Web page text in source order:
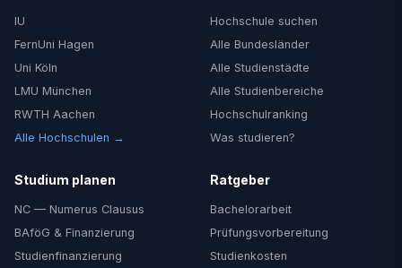
IU
FernUni Hagen
Uni Köln
LMU München
RWTH Aachen
Alle Hochschulen →
Hochschule suchen
Alle Bundesländer
Alle Studienstädte
Alle Studienbereiche
Hochschulranking
Was studieren?
Studium planen
NC — Numerus Clausus
BAföG & Finanzierung
Studienfinanzierung
Ratgeber
Bachelorarbeit
Prüfungsvorbereitung
Studienkosten